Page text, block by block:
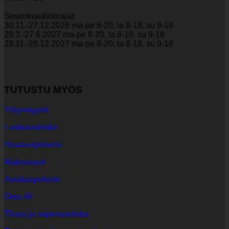
Sesonkiaukioloajat:
30.11.-27.12.2026 ma-pe 8-20, la 8-18, su 9-18
29.3.-27.6.2027 ma-pe 8-20, la 8-18, su 9-18
29.11.-26.12.2027 ma-pe 8-20, la 8-18, su 9-18
TUTUSTU MYÖS
Yritysmyynti
Laskutustiedot
Hautauspalvelu
Maksutavat
Asiakaspalvelu
Oma tili
Tilaus ja sopimusehdot